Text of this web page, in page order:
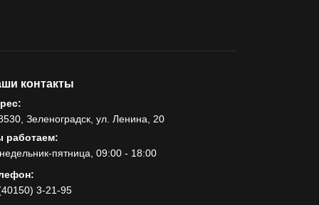
контакты
Зеленоградск, ул. Ленина, 20
работаем:
пятница, 09:00 - 18:00
3-21-95